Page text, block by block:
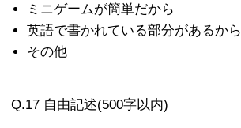
ミニゲームが簡単だから
英語で書かれている部分があるから
その他
Q.17 自由記述(500字以内)